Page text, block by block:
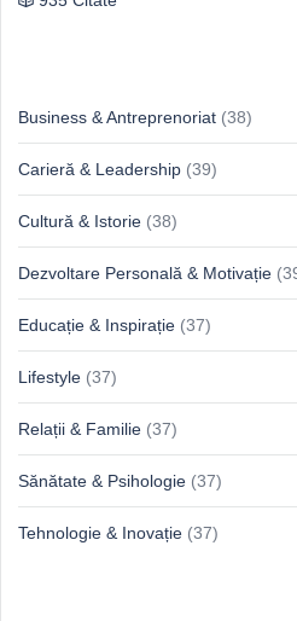
Business & Antreprenoriat (38)
Carieră & Leadership (39)
Cultură & Istorie (38)
Dezvoltare Personală & Motivație
Educație & Inspirație (37)
Lifestyle (37)
Relații & Familie (37)
Sănătate & Psihologie (37)
Tehnologie & Inovație (37)